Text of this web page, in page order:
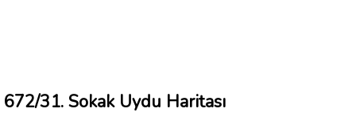
672/31. Sokak Uydu Haritası